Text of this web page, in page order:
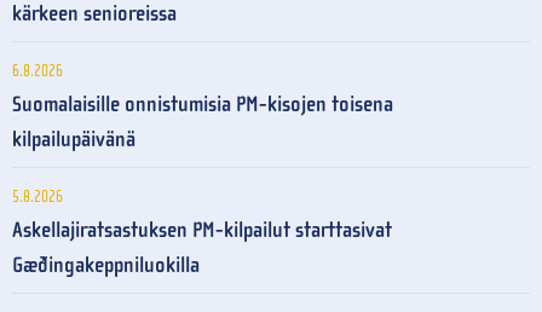
kärkeen senioreissa
6.8.2026
Suomalaisille onnistumisia PM-kisojen toisena
kilpailupäivänä
5.8.2026
Askellajiratsastuksen PM-kilpailut starttasivat
Gæðingakeppniluokilla